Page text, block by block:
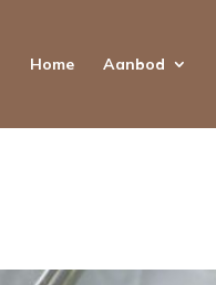
Home Aanbod